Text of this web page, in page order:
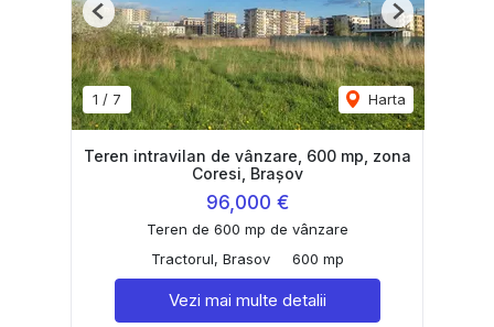
1 / 7 Harta
Previous Next
Teren intravilan de vânzare, 600 mp, zona
Coresi, Brașov
96,000 €
Teren de 600 mp de vânzare
Tractorul, Brasov
600 mp
Vezi mai multe detalii